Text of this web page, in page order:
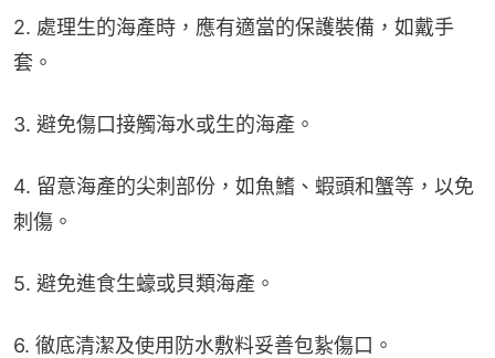
2. 處理生的海產時，應有適當的保護裝備，如戴手
套。
3. 避免傷口接觸海水或生的海產。
4. 留意海產的尖刺部份，如魚鰭、蝦頭和蟹等，以免
刺傷。
5. 避免進食生蠔或貝類海產。
6. 徹底清潔及使用防水敷料妥善包紥傷口。